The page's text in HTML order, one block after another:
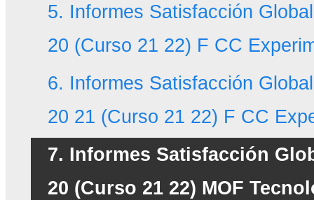
5. Informes Satisfacción
20 (Curso 21 22) F CC
6. Informes Satisfacción
20 21 (Curso 21 22) F CC
7. Informes Satisfacción
20 (Curso 21 22) MOF